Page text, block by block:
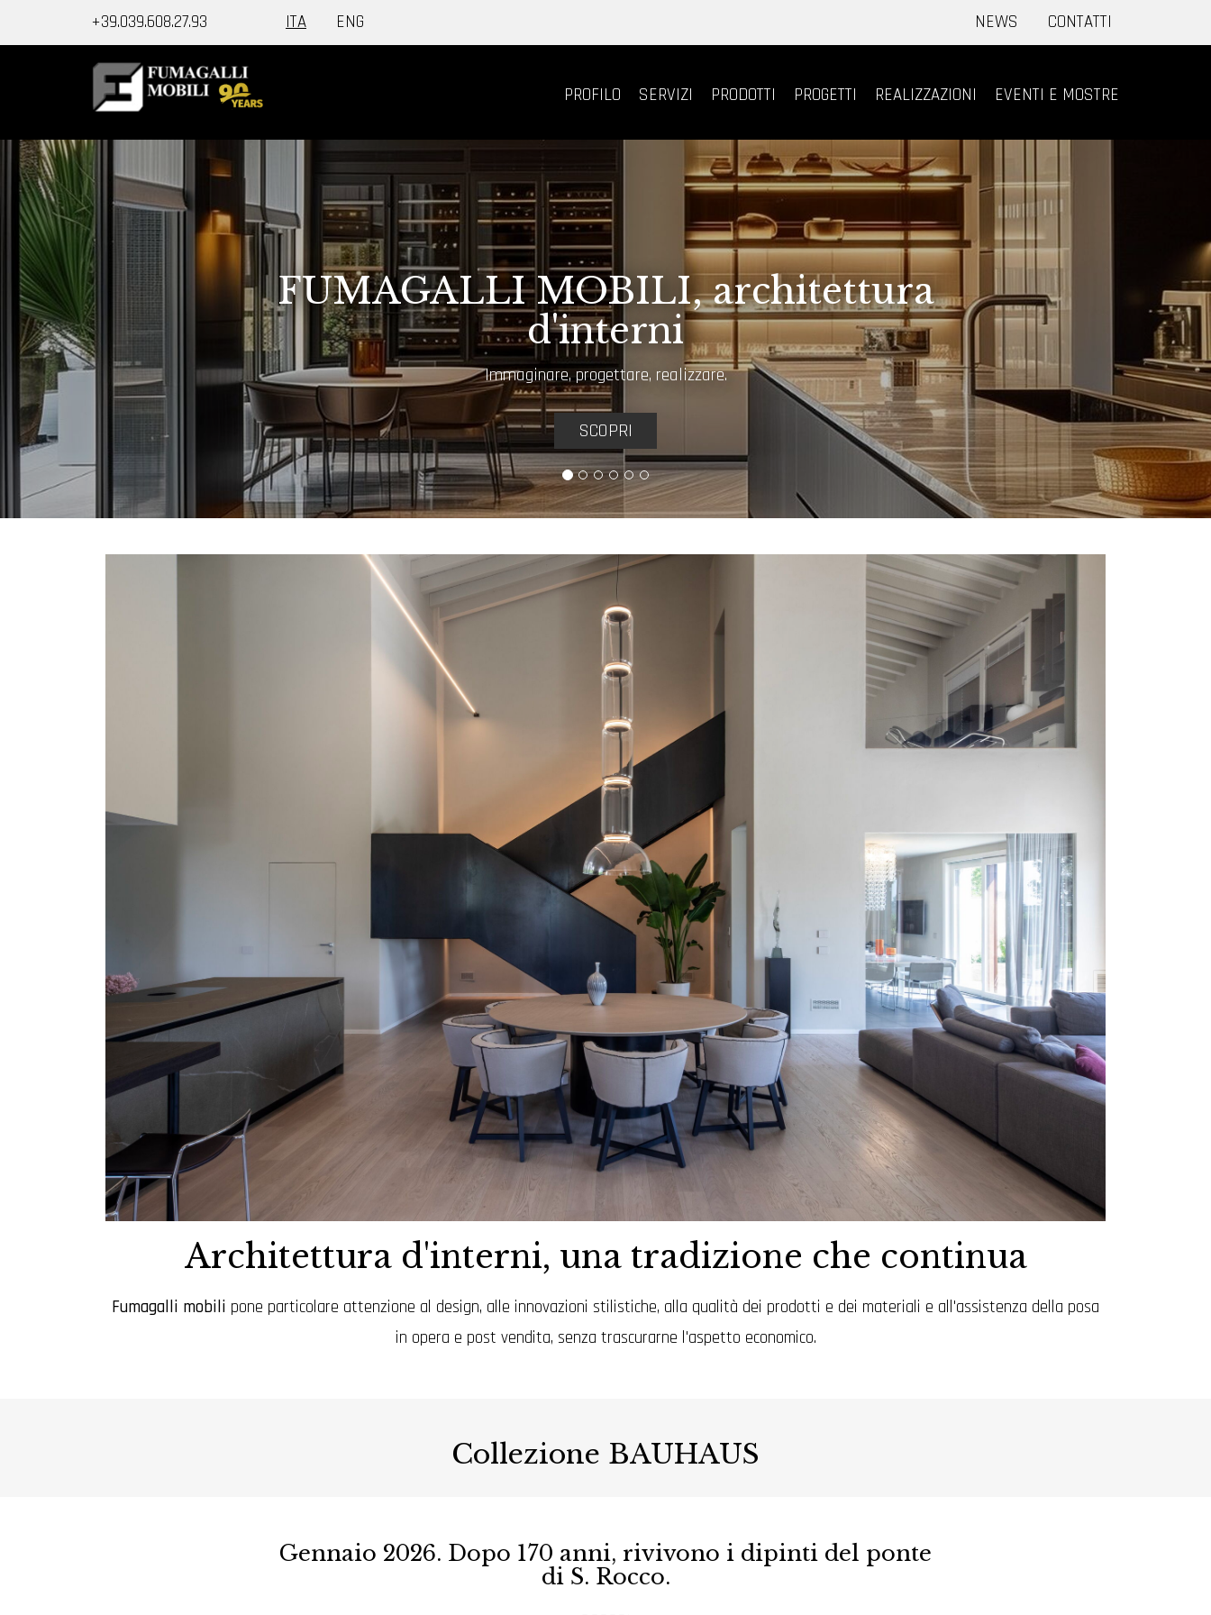
+39.039.608.27.93 ITA ENG NEWS CONTATTI
PROFILO SERVIZI PRODOTTI PROGETTI REALIZZAZIONI EVENTI E MOSTRE
FUMAGALLI MOBILI, architettura
d'interni
Immaginare, progettare, realizzare
Architettura d'interni, una tradizione che continua
Fumagalli mobili pone particolare attenzione al design, alle innovazioni stilistiche, alla qualità dei prodotti e dei materiali e all'assistenza della posa
in opera e post vendita, senza trascurarne l'aspetto economico.
Collezione BAUHAUS
Gennaio 2026. Dopo 170 anni, rivivono i dipinti del ponte
di S. Rocco.